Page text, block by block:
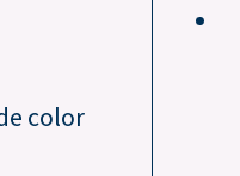
color